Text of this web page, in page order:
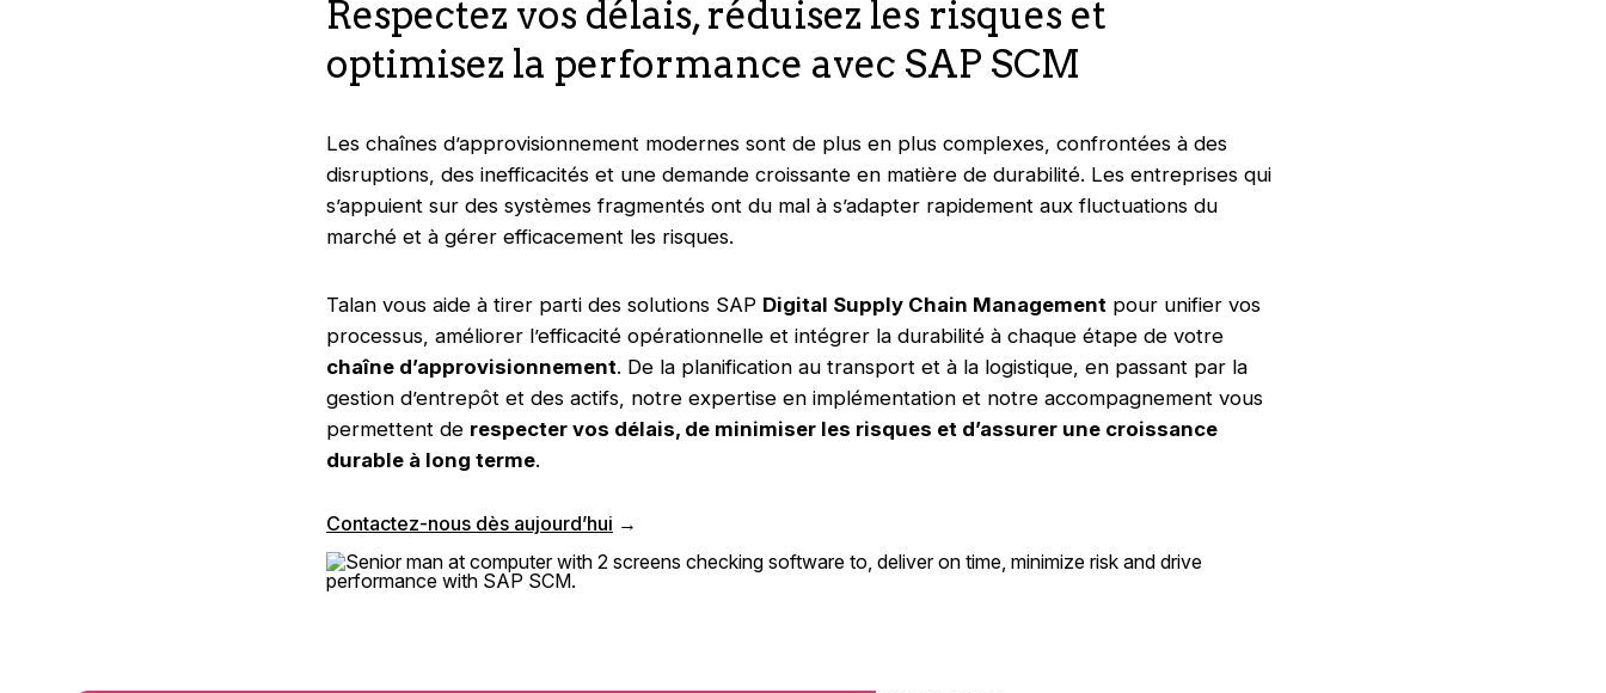
Respectez vos délais, réduisez les risques et
optimisez la performance avec SAP SCM
Les chaînes d’approvisionnement modernes sont de plus en plus complexes, confrontées à des
disruptions, des inefficacités et une demande croissante en matière de durabilité. Les entreprises qui
s’appuient sur des systèmes fragmentés ont du mal à s’adapter rapidement aux fluctuations du
marché et à gérer efficacement les risques.
Talan vous aide à tirer parti des solutions SAP Digital Supply Chain Management pour unifier vos
processus, améliorer l’efficacité opérationnelle et intégrer la durabilité à chaque étape de votre
chaîne d’approvisionnement. De la planification au transport et à la logistique, en passant par la
gestion d’entrepôt et des actifs, notre expertise en implémentation et notre accompagnement vous
permettent de respecter vos délais, de minimiser les risques et d’assurer une croissance
durable à long terme.
Contactez-nous dès aujourd’hui →